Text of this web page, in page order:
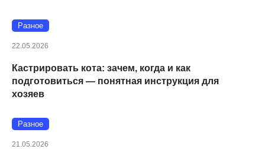
Разное
22.05.2026
Кастрировать кота: зачем, когда и как
подготовиться — понятная инструкция для
хозяев
Разное
21.05.2026